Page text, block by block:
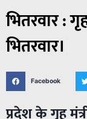
भितरवार :
भितरवार।
Facebook
प्रदेश के गृह